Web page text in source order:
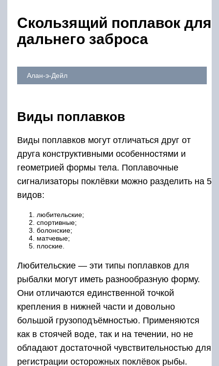
Скользящий поплавок для
дальнего заброса
Алан-э-Дейл
Виды поплавков
Виды поплавков могут отличаться друг от
друга конструктивными особенностями и
геометрией формы тела. Поплавочные
сигнализаторы поклёвки можно разделить на 5
видов:
любительские;
спортивные;
болонские;
матчевые;
плоские.
Любительские — эти типы поплавков для
рыбалки могут иметь разнообразную форму.
Они отличаются единственной точкой
крепления в нижней части и довольно
большой грузоподъёмностью. Применяются
как в стоячей воде, так и на течении, но не
обладают достаточной чувствительностью для
регистрации осторожных поклёвок рыбы.